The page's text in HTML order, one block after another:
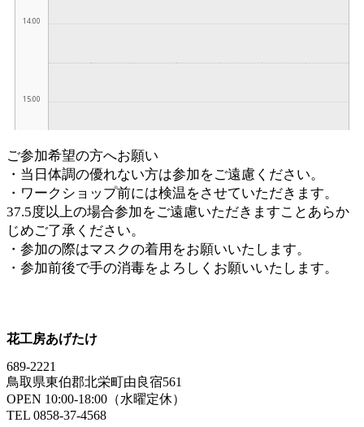
ご参加希望の方へお願い
・当日体調の優れない方は参加をご遠慮ください。
・ワークショップ前には検温をさせていただきます。
37.5度以上の場合参加をご遠慮いただきますことあらか
じめご了承ください。
・参加の際はマスクの着用をお願いいたします。
・参加前後で手の消毒をよろしくお願いいたします。
花工房あげたけ
689-2221
鳥取県東伯郡北栄町由良宿561
OPEN 10:00-18:00（水曜定休）
TEL 0858-37-4568